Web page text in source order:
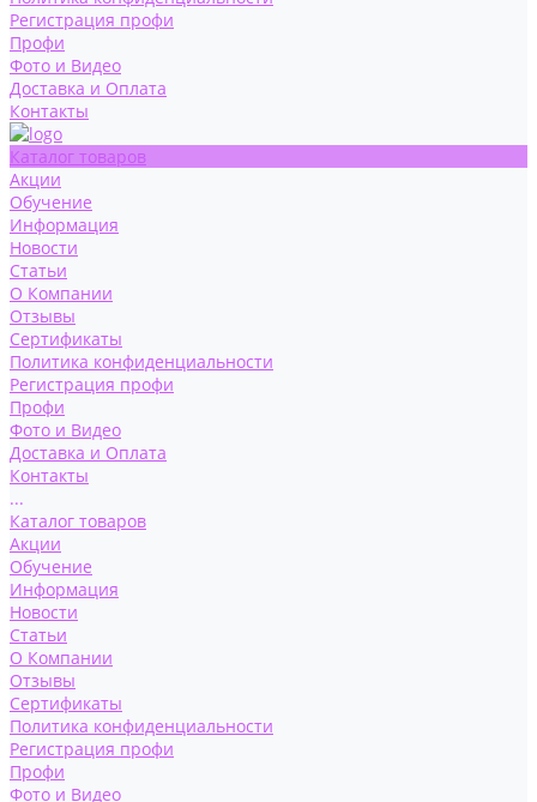
Регистрация профи
Профи
Фото и Видео
Доставка и Оплата
Контакты
Каталог товаров
Акции
Обучение
Информация
Новости
Статьи
О Компании
Отзывы
Сертификаты
Политика конфиденциальности
Регистрация профи
Профи
Фото и Видео
Доставка и Оплата
Контакты
...
Каталог товаров
Акции
Обучение
Информация
Новости
Статьи
О Компании
Отзывы
Сертификаты
Политика конфиденциальности
Регистрация профи
Профи
Фото и Видео